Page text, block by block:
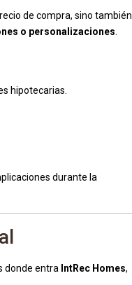
de compra, sino también
o personalizaciones
hipotecarias.
durante la
donde entra IntRec Homes,